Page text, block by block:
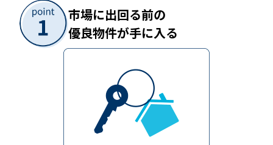
市場に出回る前の
優良物件が手に入る